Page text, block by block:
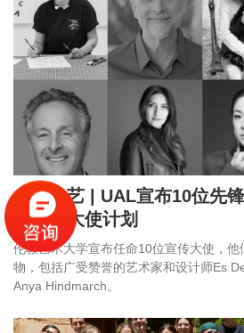
小街论艺 | UAL宣布10位先
届宣传大使计划
伦敦艺术大学宣布任命10位宣传大使，他
物，包括广受赞誉的艺术家和设计师Es
Anya Hindmarch。